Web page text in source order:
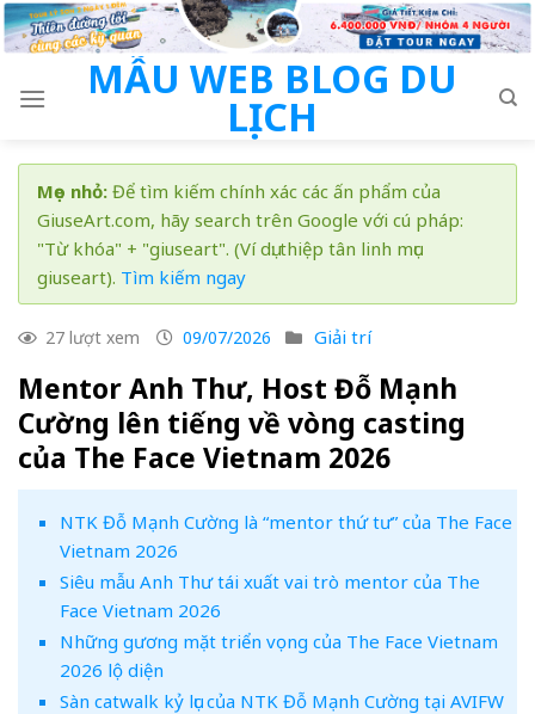
Skip
to
MẪU WEB BLOG DU
LỊCH
Mẹo nhỏ: Để tìm kiếm chính xác các ấn phẩm của
GiuseArt.com, hãy search trên Google với cú pháp:
"Từ khóa" + "giuseart". (Ví dụ: thiệp tân linh mục
giuseart). Tìm kiếm ngay
27 lượt xem 09/07/2026 Giải trí
Mentor Anh Thư, Host Đỗ Mạnh
Cường lên tiếng về vòng casting
của The Face Vietnam 2026
NTK Đỗ Mạnh Cường là “mentor thứ tư” của The Face
Vietnam 2026
Siêu mẫu Anh Thư tái xuất vai trò mentor của The
Face Vietnam 2026
Những gương mặt triển vọng của The Face Vietnam
2026 lộ diện
Sàn catwalk kỷ lục của NTK Đỗ Mạnh Cường tại AVIFW